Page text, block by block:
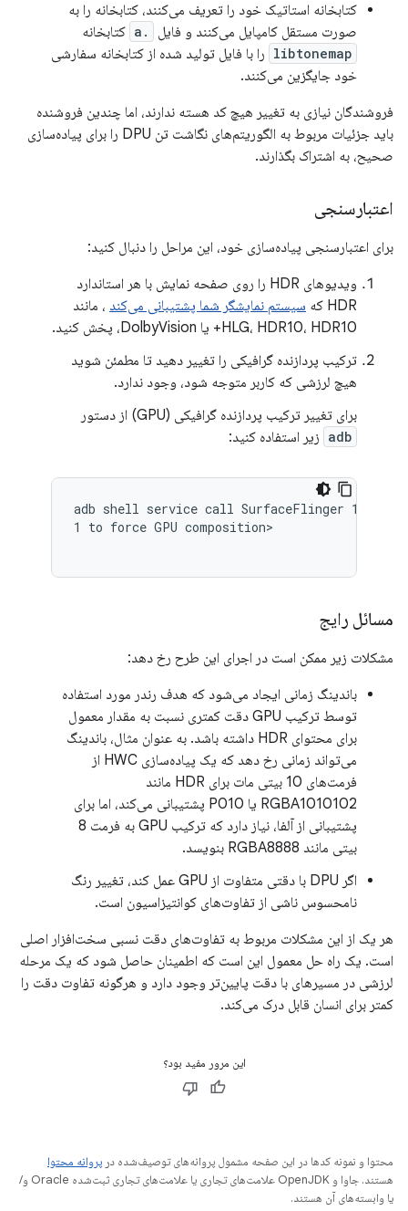
کتابخانه استاتیک خود را تعریف می‌کنند، کتابخانه را به
صورت مستقل کامپایل می‌کنند و فایل
.a کتابخانه
libtonemap را با فایل تولید شده از کتابخانه سفارشی
خود جایگزین می‌کنند.
فروشندگان نیازی به تغییر هیچ کد هسته ندارند، اما چندین فروشنده
باید جزئیات مربوط به الگوریتم‌های نگاشت تن DPU را برای پیاده‌سازی
صحیح، به اشتراک بگذارند.
اعتبارسنجی
برای اعتبارسنجی پیاده‌سازی خود، این مراحل را دنبال کنید:
ویدیوهای HDR را روی صفحه نمایش با هر استاندارد
HDR که
سیستم نمایشگر شما پشتیبانی می‌کند ، مانند
HLG، HDR10، HDR10+ یا DolbyVision، پخش کنید.
ترکیب پردازنده گرافیکی را تغییر دهید تا مطمئن شوید
هیچ لرزشی که کاربر متوجه شود، وجود ندارد.
برای تغییر ترکیب پردازنده گرافیکی (GPU) از دستور
adb زیر استفاده کنید:
adb shell service call SurfaceFlinger 1008 i32
1 to force GPU composition>
مسائل رایج
مشکلات زیر ممکن است در اجرای این طرح رخ دهد:
باندینگ زمانی ایجاد می‌شود که هدف رندر مورد استفاده
توسط ترکیب GPU دقت کمتری نسبت به مقدار معمول
برای محتوای HDR داشته باشد. به عنوان مثال، باندینگ
می‌تواند زمانی رخ دهد که یک پیاده‌سازی HWC از
فرمت‌های 10 بیتی مات برای HDR مانند
RGBA1010102 یا P010 پشتیبانی می‌کند، اما برای
پشتیبانی از آلفا، نیاز دارد که ترکیب GPU به فرمت 8
بیتی مانند RGBA8888 بنویسد.
اگر DPU با دقتی متفاوت از GPU عمل کند، تغییر رنگ
نامحسوس ناشی از تفاوت‌های کوانتیزاسیون است.
هر یک از این مشکلات مربوط به تفاوت‌های دقت نسبی سخت‌افزار اصلی
است. یک راه حل معمول این است که اطمینان حاصل شود که یک مرحله
لرزشی در مسیرهای با دقت پایین‌تر وجود دارد و هرگونه تفاوت دقت را
کمتر برای انسان قابل درک می‌کند.
این مرور مفید بود؟
محتوا و نمونه کدها در این صفحه مشمول پروانه‌های توصیف‌شده در پروانه محتوا
هستند. جاوا و OpenJDK علامت‌های تجاری یا علامت‌های تجاری ثبت‌شده Oracle و/
یا وابسته‌های آن هستند.